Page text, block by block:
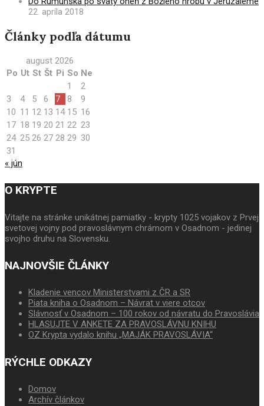
22. apríla 2018
Články podľa dátumu
august 2026
Po Ut St Št Pi So Ne
1
2
3
4 5 6 7 8
9
10 11 12 13 14 15 16
17 18 19 20 21 22 23
24 25 26 27 28 29 30
31
« jún
O KRYPTE
Vitajte na stránke unikátnej pamiatky - krypty 1025 vojakov z Prvej
svetovej vojny pod pravoslávnym chrámom v Osadnom - jedinej
svojho druhu na Slovensku.
NAJNOVŠIE ČLÁNKY
Kladenie vencov Ministerstvami z ČR a SR
Piata kniha o Osadnom – Návrat v viere otcov
Slávnosť v Osadnom – 100 rokov od návratu do Pravoslávia
HLASUJTE V ANKETE ZA PRAVOSLÁVNU KNIHU
OZ Krypta vydalo knihu „MAJÁK PRAVOSLÁVIA“
RÝCHLE ODKAZY
Domov
Archív článkov